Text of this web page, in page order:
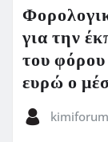
για την
του
ευρώ ο
kimiforum